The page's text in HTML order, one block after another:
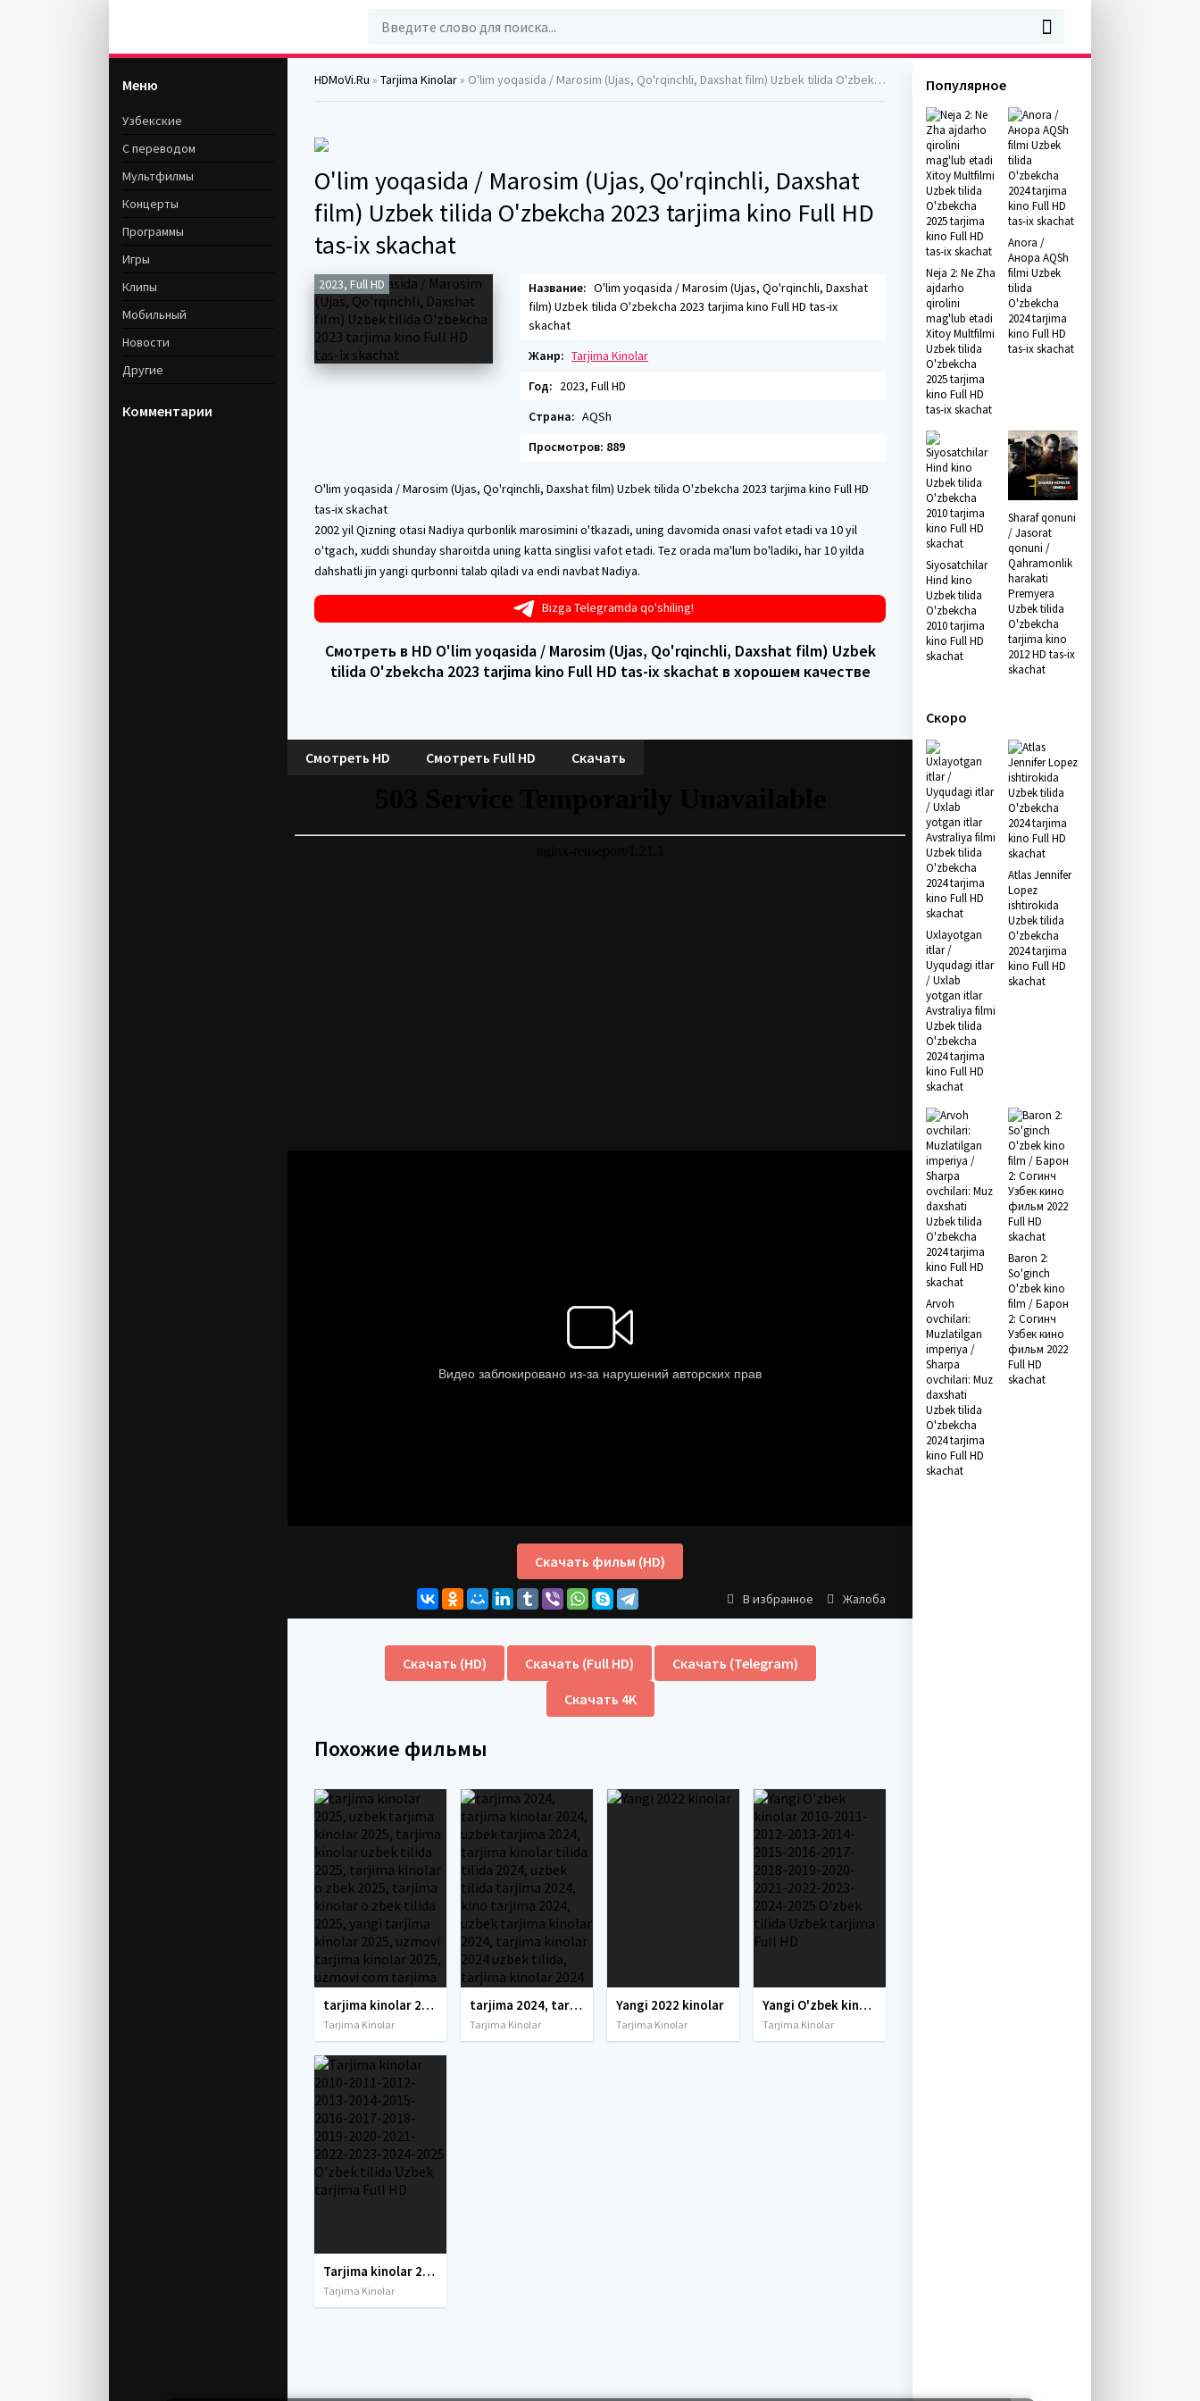
HDMoVi.Ru » Tarjima Kinolar » O'lim yoqasida / Marosim (Ujas, Qo'rqinchli, Daxshat film) Uzbek tilida O'zbekcha 2023 tarjima kino Full HD tas-ix skachat
O'lim yoqasida / Marosim (Ujas, Qo'rqinchli, Daxshat
film) Uzbek tilida O'zbekcha 2023 tarjima kino Full HD
tas-ix skachat
2023, Full HD Название: O'lim yoqasida / Marosim (Ujas, Qo'rqinchli, Daxshat
film) Uzbek tilida O'zbekcha 2023 tarjima kino Full HD tas-ix
skachat
Жанр: Tarjima Kinolar
Год: 2023, Full HD
Страна: AQSh
Просмотров: 889
O'lim yoqasida / Marosim (Ujas, Qo'rqinchli, Daxshat film) Uzbek tilida O'zbekcha 2023 tarjima kino Full HD
tas-ix skachat
2002 yil Qizning otasi Nadiya qurbonlik marosimini o'tkazadi, uning davomida onasi vafot etadi va 10 yil
o'tgach, xuddi shunday sharoitda uning katta singlisi vafot etadi. Tez orada ma'lum bo'ladiki, har 10 yilda
dahshatli jin yangi qurbonni talab qiladi va endi navbat Nadiya.
Bizga Telegramda qo'shiling!
Смотреть в HD O'lim yoqasida / Marosim (Ujas, Qo'rqinchli, Daxshat film) Uzbek
tilida O'zbekcha 2023 tarjima kino Full HD tas-ix skachat в хорошем качестве
Смотреть HD Смотреть Full HD Скачать
Скачать фильм (HD)
В избранное Жалоба
Скачать (HD) Скачать (Full HD)
Скачать (Telegram)
Скачать 4K
Похожие фильмы
tarjima kinolar 2025, uzbek tarjima kinolar 2025, tarjima kinolar uzbek tilida 2025, tarjima kinolar o zbek 2025, tarjima kinolar o zbek tilida 2025, yangi tarjima kinolar 2025, uzmovi tarjima kinolar 2025, uzmovi com tarjima kinolar 2025, uzbekcha t
Tarjima Kinolar
tarjima 2024, tarjima kinolar 2024, uzbek tarjima 2024, tarjima kinolar tilida tilida 2024, uzbek tilida tarjima 2024, kino tarjima 2024, uzbek tarjima kinolar 2024, tarjima kinolar 2024 uzbek tilida, tarjima kinolar 2024 o zbek, tarjima kinolar 2024
Tarjima Kinolar
Yangi 2022 kinolar
Tarjima Kinolar
Yangi O'zbek kinolar 2010-2011-2012-2013-2014-2015-2016-2017-2018-2019-2020-2021-2022-2023-2024-2025 O'zbek tilida Uzbek tarjima Full HD
Tarjima Kinolar
Tarjima kinolar 2010-2011-2012-2013-2014-2015-2016-2017-2018-2019-2020-2021-2022-2023-2024-2025 O'zbek tilida Uzbek tarjima Full HD
Tarjima Kinolar
Меню
Узбекские
С переводом
Мультфилмы
Концерты
Программы
Игры
Клипы
Мобильный
Новости
Другие
Комментарии
Популярное
Neja 2: Ne Zha
ajdarho
qirolini
mag'lub etadi
Xitoy Multfilmi
Uzbek tilida
O'zbekcha
2025 tarjima
kino Full HD
tas-ix skachat
Anora /
Анора AQSh
filmi Uzbek
tilida
O'zbekcha
2024 tarjima
kino Full HD
tas-ix skachat
Siyosatchilar
Hind kino
Uzbek tilida
O'zbekcha
2010 tarjima
kino Full HD
skachat
Sharaf qonuni
/ Jasorat
qonuni /
Qahramonlik
harakati
Premyera
Uzbek tilida
O'zbekcha
tarjima kino
2012 HD tas-ix
skachat
Скоро
Uxlayotgan
itlar /
Uyqudagi itlar
/ Uxlab
yotgan itlar
Avstraliya filmi
Uzbek tilida
O'zbekcha
2024 tarjima
kino Full HD
skachat
Atlas Jennifer
Lopez
ishtirokida
Uzbek tilida
O'zbekcha
2024 tarjima
kino Full HD
skachat
Arvoh
ovchilari:
Muzlatilgan
imperiya /
Sharpa
ovchilari: Muz
daxshati
Uzbek tilida
O'zbekcha
2024 tarjima
kino Full HD
skachat
Baron 2:
So'ginch
O'zbek kino
film / Барон
2: Согинч
Узбек кино
фильм 2022
Full HD
skachat